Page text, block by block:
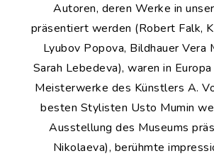
Autoren, deren Werke in
präsentiert werden (Robert Falk,
Lyubov Popova, Bildhauer Vera
Sarah Lebedeva), waren in
Meisterwerke des Künstlers A.
besten Stylisten Usto Mumin
Ausstellung des Museums
Nikolaeva), berühmte